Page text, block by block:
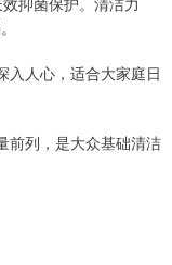
入人心，适合大家庭日
前列，是大众基础清洁